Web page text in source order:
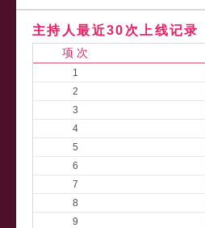
主持人最近30次上线记录
项 次
1
2
3
4
5
6
7
8
9